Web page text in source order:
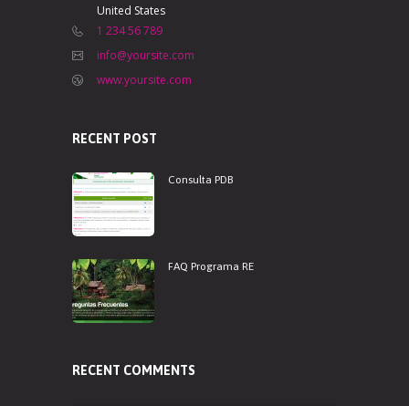
United States
1 234 56 789
info@yoursite.com
www.yoursite.com
RECENT POST
Consulta PDB
FAQ Programa RE
RECENT COMMENTS